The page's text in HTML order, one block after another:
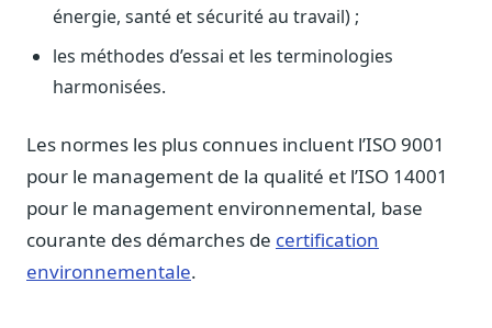
Journalistes
Chercheurs
Suivi par secteur
11 secteurs : énergie, santé, finance, numérique…
Cas d'usage concrets
Six cas pour gagner du temps
Conseil (Advisory)
énergie, santé et sécurité au travail) ;
les méthodes d’essai et les terminologies
harmonisées.
Les normes les plus connues incluent l’ISO 9001
pour le management de la qualité et l’ISO 14001
pour le management environnemental, base
courante des démarches de certification
environnementale.